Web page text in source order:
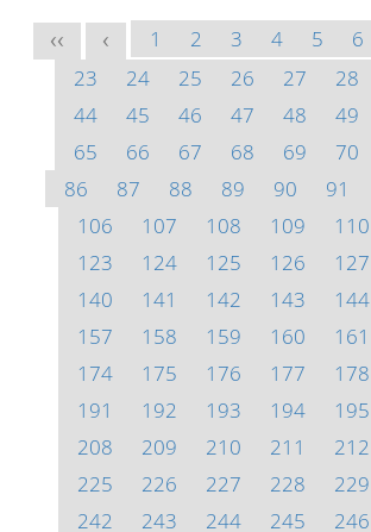
<< < 1 2 3 4 5 6
23
24 25 26 27 28
44
45 46 47 48 49
65
66 67 68 69 70
86
87 88 89 90 91
106
107 108 109 110
123
124 125 126 127
140
141 142 143 144
157
158 159 160 161
174
175 176 177 178
191
192 193 194 195
208
209 210 211 212
225
226 227 228 229
242
243 244 245 246